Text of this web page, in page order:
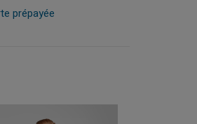
prépayée